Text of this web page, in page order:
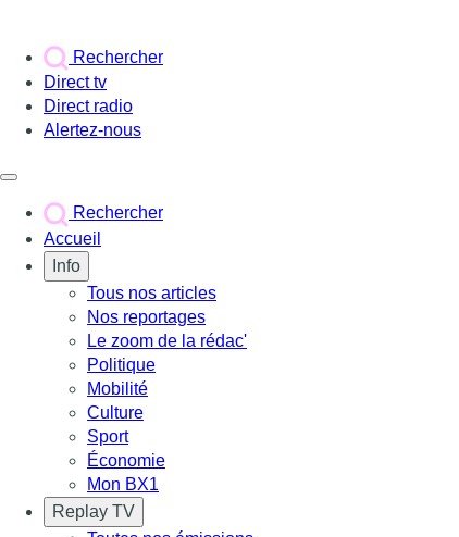
Rechercher
Direct tv
Direct radio
Alertez-nous
Rechercher
Accueil
Info
Tous nos articles
Nos reportages
Le zoom de la rédac'
Politique
Mobilité
Culture
Sport
Économie
Mon BX1
Replay TV